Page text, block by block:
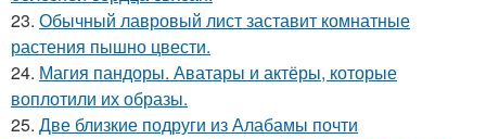
23. Обычный лавровый лист заставит комнатные
растения пышно цвести.
24. Магия пандоры. Аватары и актёры, которые
воплотили их образы.
25. Две близкие подруги из Алабамы почти